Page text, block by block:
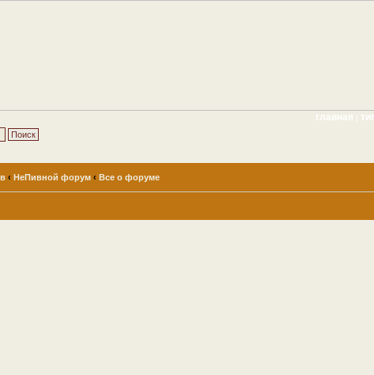
главная
‹ НеПивной форум ‹ Все о форуме